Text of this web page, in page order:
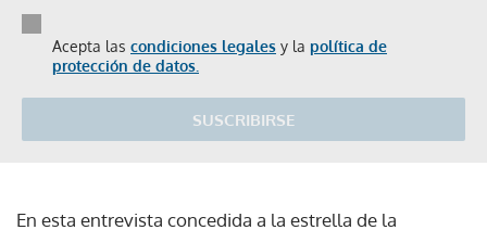
Acepta las condiciones legales y la política de
protección de datos.
SUSCRIBIRSE
En esta entrevista concedida a la estrella de la